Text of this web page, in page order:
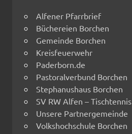
Alfener Pfarrbrief
Büchereien Borchen
Gemeinde Borchen
Kreisfeuerwehr
Paderborn.de
Pastoralverbund Borchen
Stephanushaus Borchen
SV RW Alfen – Tischtennis
Unsere Partnergemeinde
Volkshochschule Borchen